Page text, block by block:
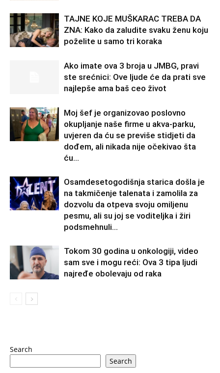
TAJNE KOJE MUŠKARAC TREBA DA
ZNA: Kako da zaludite svaku ženu koju
poželite u samo tri koraka
Ako imate ova 3 broja u JMBG, pravi
ste srećnici: Ove ljude će da prati sve
najlepše ama baš ceo život
Moj šef je organizovao poslovno
okupljanje naše firme u akva-parku,
uvjeren da ću se previše stidjeti da
dođem, ali nikada nije očekivao šta
ću...
Osamdesetogodišnja starica došla je
na takmičenje talenata i zamolila za
dozvolu da otpeva svoju omiljenu
pesmu, ali su joj se voditeljka i žiri
podsmehnuli...
Tokom 30 godina u onkologiji, video
sam sve i mogu reći: Ova 3 tipa ljudi
najređe obolevaju od raka
Search
Search